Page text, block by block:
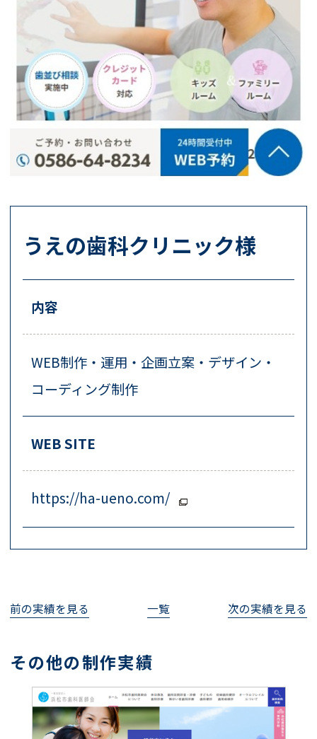
うえの歯科クリニック様
内容
WEB制作・運用・企画立案・デザイン・
コーディング制作
WEB SITE
https://ha-ueno.com/
前の実績を見る 一覧 次の実績を見る
その他の制作実績